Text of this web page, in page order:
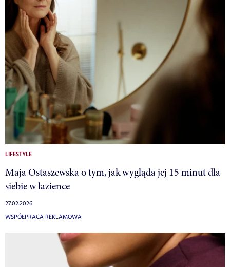
LIFESTYLE
Maja Ostaszewska o tym, jak wygląda jej 15 minut dla
siebie w łazience
27.02.2026
WSPÓŁPRACA REKLAMOWA